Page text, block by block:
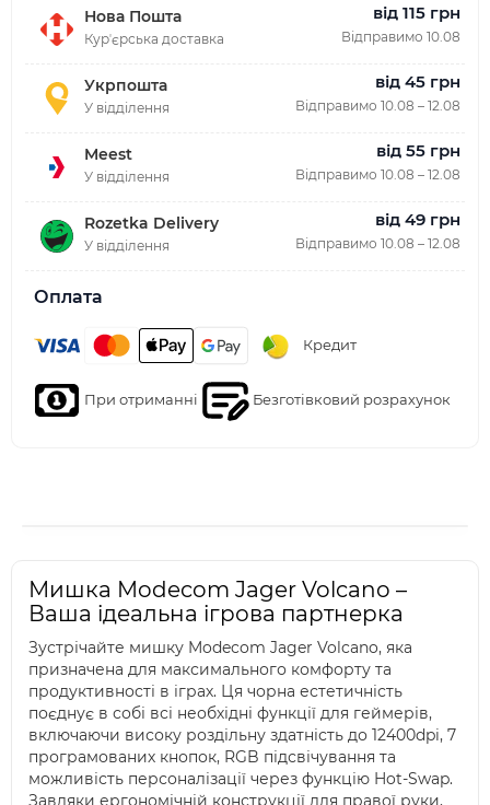
Нова Пошта
Курʼєрська доставка
від 115 грн
Відправимо 10.08
Укрпошта
У відділення
від 45 грн
Відправимо 10.08 – 12.08
Meest
У відділення
від 55 грн
Відправимо 10.08 – 12.08
Rozetka Delivery
У відділення
від 49 грн
Відправимо 10.08 – 12.08
Оплата
Кредит
При отриманні Безготівковий розрахунок
Мишка Modecom Jager Volcano –
Ваша ідеальна ігрова партнерка
Зустрічайте мишку Modecom Jager Volcano, яка
призначена для максимального комфорту та
продуктивності в іграх. Ця чорна естетичність
поєднує в собі всі необхідні функції для геймерів,
включаючи високу роздільну здатність до 12400dpi, 7
програмованих кнопок, RGB підсвічування та
можливість персоналізації через функцію Hot-Swap.
Завдяки ергономічній конструкції для правої руки,